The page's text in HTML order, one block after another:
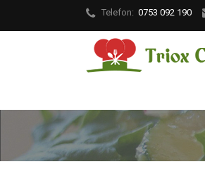
Telefon: 0753 092 190